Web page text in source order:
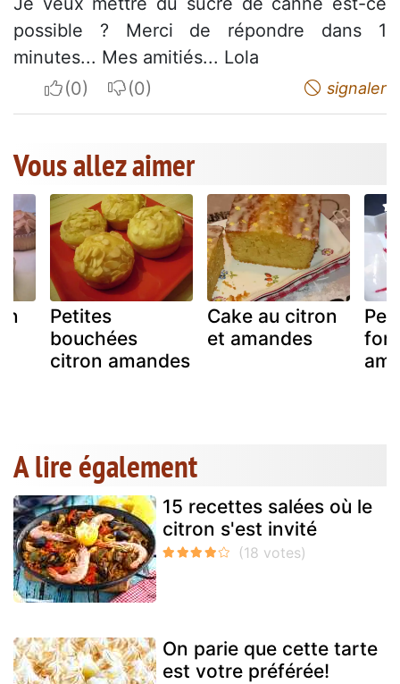
possible ? Merci de répondre dans 1
minutes... Mes amitiés... Lola
I apreciateI do not appreciate signaler
Vous allez aimer
Petites
bouchées
citron amandes
Cake au citron
et amandes
A lire également
15 recettes salées où le
citron s'est invité
On parie que cette tarte
est votre préférée!